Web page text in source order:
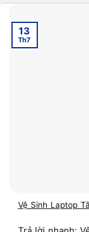
Vệ Sinh Laptop
13
Th7